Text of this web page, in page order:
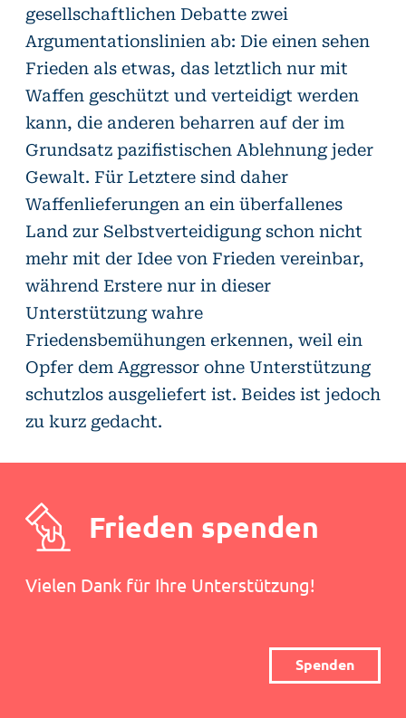
gesellschaftlichen Debatte zwei
Argumentationslinien ab: Die einen sehen
Frieden als etwas, das letztlich nur mit
Waffen geschützt und verteidigt werden
kann, die anderen beharren auf der im
Grundsatz pazifistischen Ablehnung jeder
Gewalt. Für Letztere sind daher
Waffenlieferungen an ein überfallenes
Land zur Selbstverteidigung schon nicht
mehr mit der Idee von Frieden vereinbar,
während Erstere nur in dieser
Unterstützung wahre
Friedensbemühungen erkennen, weil ein
Opfer dem Aggressor ohne Unterstützung
schutzlos ausgeliefert ist. Beides ist jedoch
zu kurz gedacht.
Frieden spenden
Vielen Dank für Ihre Unterstützung!
Spenden